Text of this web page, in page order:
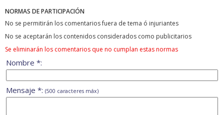
NORMAS DE PARTICIPACIÓN
No se permitirán los comentarios fuera de tema ó injuriantes
No se aceptarán los contenidos considerados como publicitarios
Se eliminarán los comentarios que no cumplan estas normas
Nombre *:
Mensaje *: (500 caracteres máx)